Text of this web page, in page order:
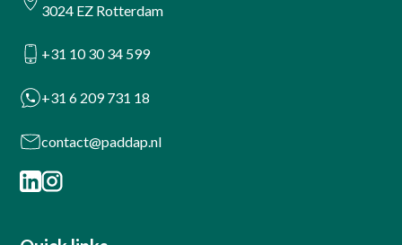
3024 EZ Rotterdam
+31 10 30 34 599
+31 6 209 731 18
contact@paddap.nl